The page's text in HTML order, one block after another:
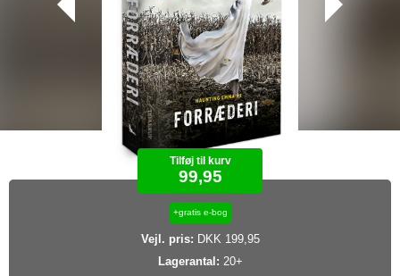
Tilføj til kurv
99,95
+gratis e-bog
Vejl. pris: DKK 199,95
Lagerantal: 20+